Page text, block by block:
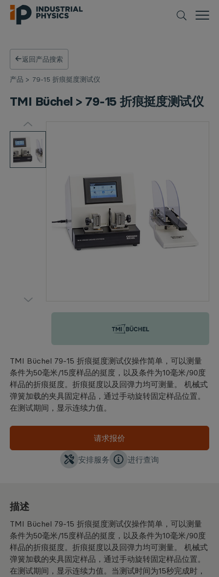
返回产品搜索
产品 > 79-15 折痕挺度测试仪
TMI Büchel > 79-15 折痕挺度测试仪
TMI Büchel
TMI Büchel 79-15 折痕挺度测试仪操作简单，可以测量
条件为50毫米/15度样品的挺度，以及条件为10毫米/90度
样品的折痕挺度。折痕挺度以及回弹力均可测量。 机械式
弹簧加载的夹具固定样品，通过手动旋转固定样品位置。
在测试期间，显示连续力值。
请求报价
安排服务 进行查询
描述
TMI Büchel 79-15 折痕挺度测试仪操作简单，可以测量
条件为50毫米/15度样品的挺度，以及条件为10毫米/90度
样品的折痕挺度。折痕挺度以及回弹力均可测量。 机械式
弹簧加载的夹具固定样品，通过手动旋转固定样品位置。
在测试期间，显示连续力值。当测试时间为15秒完成时，